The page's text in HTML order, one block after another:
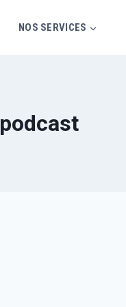
NOS SERVICES
podcast